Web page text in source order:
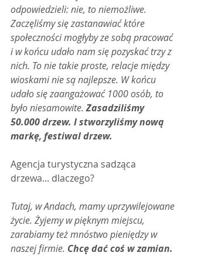
odpowiedzieli: nie, to niemożliwe.
Zaczęliśmy się zastanawiać które
społeczności mogłyby ze sobą pracować
i w końcu udało nam się pozyskać trzy z
nich. To nie takie proste, relacje między
wioskami nie są najlepsze. W końcu
udało się zaangażować 1000 osób, to
było niesamowite. Zasadziliśmy
50.000 drzew. I stworzyliśmy nową
markę, festiwal drzew.
Agencja turystyczna sadząca
drzewa... dlaczego?
Tutaj, w Andach, mamy uprzywilejowane
życie. Żyjemy w pięknym miejscu,
zarabiamy też mnóstwo pieniędzy w
naszej firmie. Chcę dać coś w zamian.